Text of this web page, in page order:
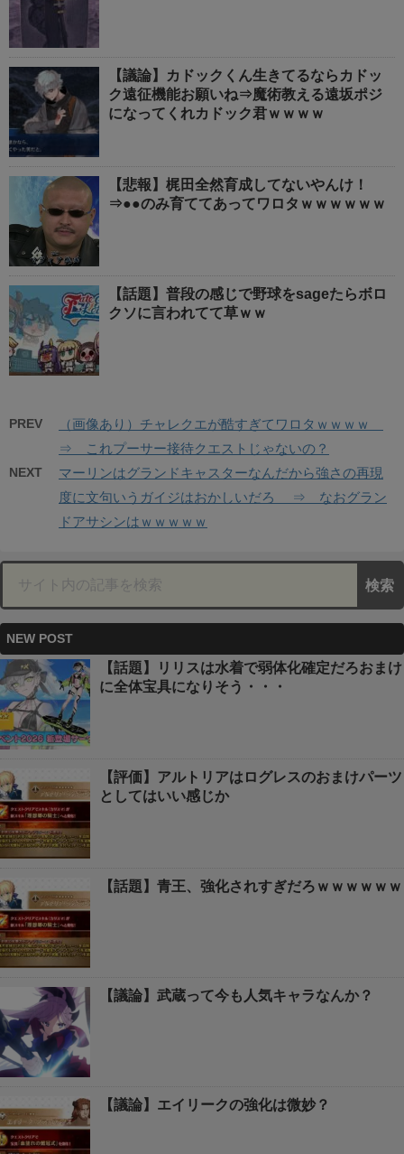
【議論】カドックくん生きてるならカドッ
ク遠征機能お願いね⇒魔術教える遠坂ポジ
になってくれカドック君ｗｗｗｗ
【悲報】梶田全然育成してないやんけ！
⇒●●のみ育ててあってワロタｗｗｗｗｗｗ
【話題】普段の感じで野球をsageたらボロ
クソに言われてて草ｗｗ
PREV
（画像あり）チャレクエが酷すぎてワロタｗｗｗｗ
⇒ これプーサー接待クエストじゃないの？
NEXT
マーリンはグランドキャスターなんだから強さの再現
度に文句いうガイジはおかしいだろ ⇒ なおグラン
ドアサシンはｗｗｗｗｗ
NEW POST
【話題】リリスは水着で弱体化確定だろおまけ
に全体宝具になりそう・・・
【評価】アルトリアはログレスのおまけパーツ
としてはいい感じか
【話題】青王、強化されすぎだろｗｗｗｗｗｗ
【議論】武蔵って今も人気キャラなんか？
【議論】エイリークの強化は微妙？